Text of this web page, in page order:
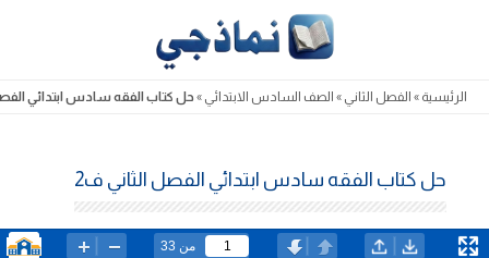
Skip
to
content
الرئيسية » الفصل الثاني » الصف السادس الابتدائي »حل كتاب الفقه سادس ابتدائي
حل كتاب الفقه سادس ابتدائي الفصل الثاني ف2